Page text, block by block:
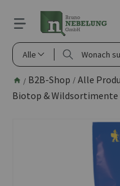
springen
Alle
/ B2B-Shop / Alle
Biotop & Wildsortimente